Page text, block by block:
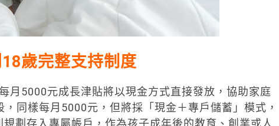
歲完整支持制度
月5000元成長津貼將以現金方式直接發放，協助家庭
同樣每月5000元，但將採「現金＋專戶儲蓄」模式，
劃存入專屬帳戶，作為孩子成年後的教育、創業或人